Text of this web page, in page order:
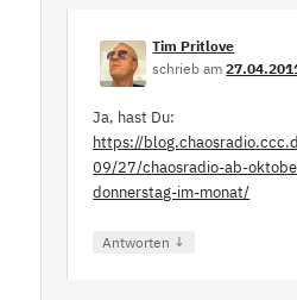
Tim Pritlove
schrieb am
Ja, hast Du:
https://
09/27/chaosradio-ab-
donnerstag-im-monat/
Antworten ↓